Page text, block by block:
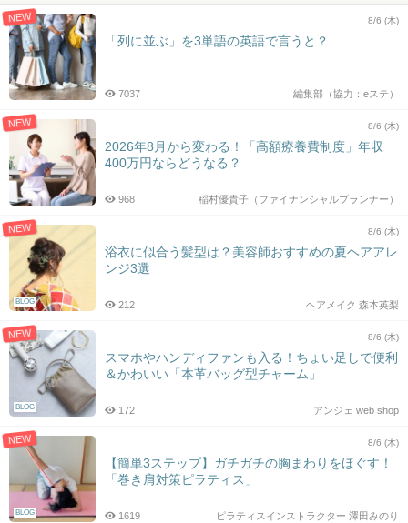
NEW 8/6 (木)
「列に並ぶ」を3単語の英語で言うと？
編集部（協力：eステ）
7037
NEW 8/6 (木)
2026年8月から変わる！「高額療養費制度」年収
400万円ならどうなる？
稲村優貴子（ファイナンシャルプランナー）
968
NEW
BLOG
8/6 (木)
浴衣に似合う髪型は？美容師おすすめの夏ヘアアレ
ンジ3選
ヘアメイク 森本英梨
212
NEW
BLOG
8/6 (木)
スマホやハンディファンも入る！ちょい足しで便利
＆かわいい「本革バッグ型チャーム」
アンジェ web shop
172
NEW
BLOG
8/6 (木)
【簡単3ステップ】ガチガチの胸まわりをほぐす！
「巻き肩対策ピラティス」
ピラティスインストラクター 澤田みのり
1619